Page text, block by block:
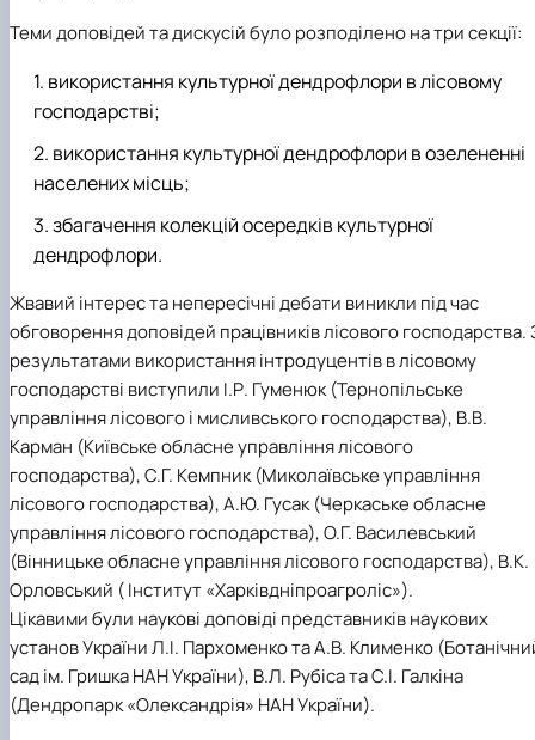
Теми доповідей та дискусій було розподілено на три секції:
використання культурної дендрофлори в лісовому
господарстві;
використання культурної дендрофлори в озелененні
населених місць;
збагачення колекцій осередків культурної
дендрофлори.
Жвавий інтерес та непересічні дебати виникли під час
обговорення доповідей працівників лісового господарства.
результатами використання інтродуцентів в лісовому
господарстві виступили І.Р. Гуменюк (Тернопільське
управління лісового і мисливського господарства), В.В.
Карман (Київське обласне управління лісового
господарства), С.Г. Кемпник (Миколаївське управління
лісового господарства), А.Ю. Гусак (Черкаське обласне
управління лісового господарства), О.Г. Василевський
(Вінницьке обласне управління лісового господарства), В.К.
Орловський ( Інститут «Харківдніпроагроліс»).
Цікавими були наукові доповіді представників наукових
установ України Л.І. Пархоменко та А.В. Клименко
сад ім. Гришка НАН України), В.Л. Рубіса та С.І. Галкіна
(Дендропарк «Олександрія» НАН України).